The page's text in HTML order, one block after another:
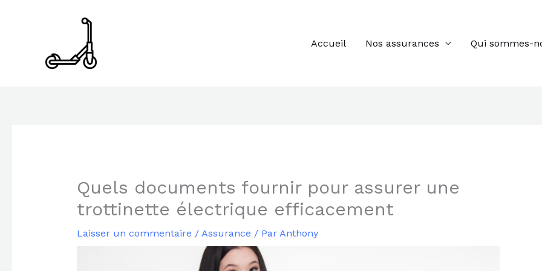
Accueil Nos assurances Qui sommes-
Quels documents fournir pour assurer une
trottinette électrique efficacement
Laisser un commentaire / Assurance / Par Anthony